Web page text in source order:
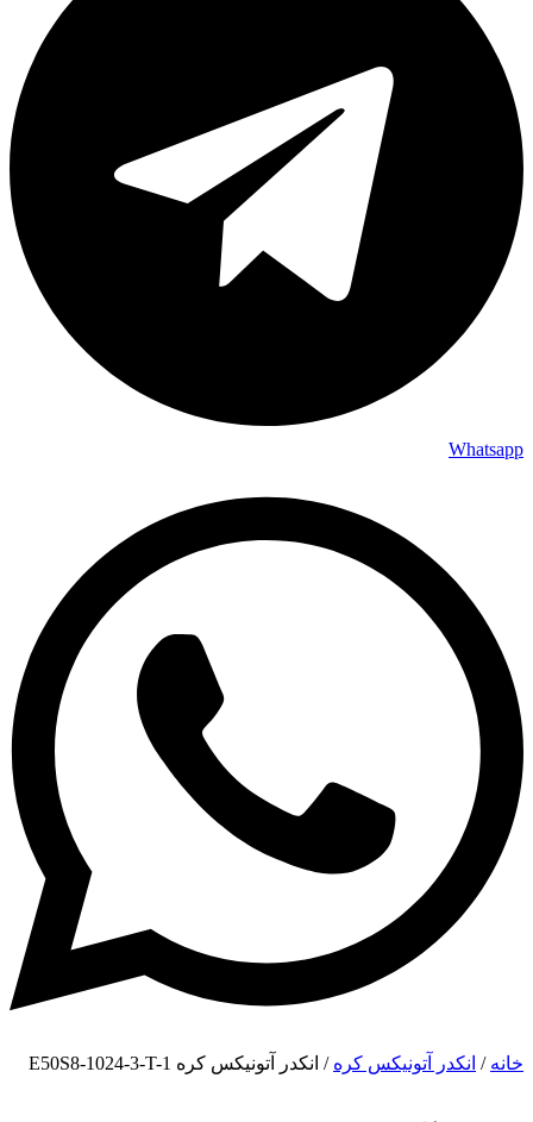
Whatsapp
خانه / انکدر آتونیکس کره / انکدر آتونیکس کره E50S8-1024-3-T-1